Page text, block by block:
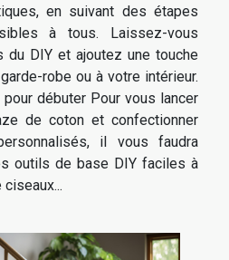
en suivant des étapes
à tous. Laissez-vous
du DIY et ajoutez une touche
robe ou à votre intérieur.
débuter Pour vous lancer
de coton et confectionner
il vous faudra
outils de base DIY faciles à
ciseaux...